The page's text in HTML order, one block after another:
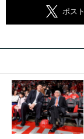
ポスト